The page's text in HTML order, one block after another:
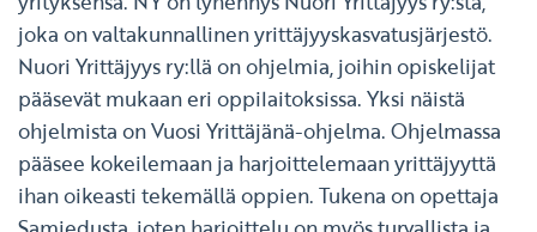
joka on valtakunnallinen yrittäjyyskasvatusjärjestö.
Nuori Yrittäjyys ry:llä on ohjelmia, joihin opiskelijat
pääsevät mukaan eri oppilaitoksissa. Yksi näistä
ohjelmista on Vuosi Yrittäjänä-ohjelma. Ohjelmassa
pääsee kokeilemaan ja harjoittelemaan yrittäjyyttä
ihan oikeasti tekemällä oppien. Tukena on opettaja